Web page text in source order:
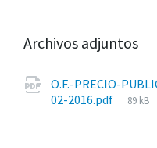
Archivos adjuntos
O.F.-PRECIO-
02-2016.pdf
89 kB